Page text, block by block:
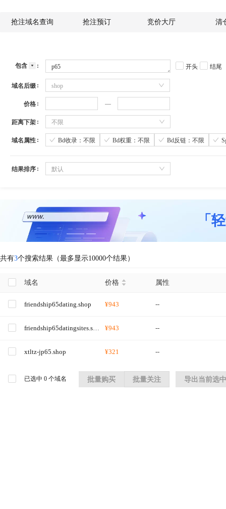
抢注域名查询 抢注预订 竞价大厅 清
包含 开头 结尾
域名后缀 shop
价格
距离下架 不限
域名属性 Bd收录：不限 Bd权重：不限 Bd反链：不限
结果排序 默认
「
共有3个搜索结果（最多显示10000个结果）
域名 价格 属性
friendship65dating.shop ¥943 --
¥943 --
xtltz-jp65.shop ¥321 --
已选中 0 个域名 批量购买 批量关注 导出当前选中